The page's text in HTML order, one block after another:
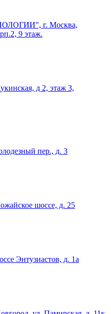
г. Москва,
9 этаж.
д 2, этаж 3,
пер., д. 3
шоссе, д. 25
Энтузиастов, д. 1а